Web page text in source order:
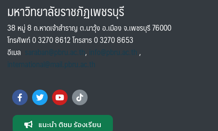
มหาวิทยาลัยราชภัฏเพชรบุรี
38 หมู่ 8 ถ.หาดเจ้าสำราญ ต.นาวุ้ง อ.เมือง จ.เพชรบุรี 76000
โทรศัพท์ 0 3270 8612 โทรสาร 0 3270 8653
อีเมล saraban@pbru.ac.th, info@pbru.ac.th,
international@mail.pbru.ac.th
แนะนำ ติชม ร้องเรียน